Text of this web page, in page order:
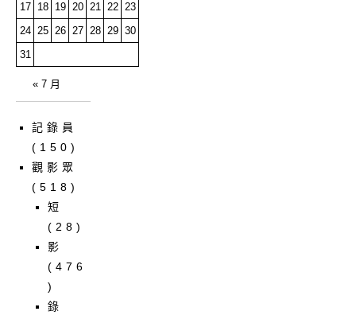
17
18 19 20 21 22 23
24 25 26 27 28 29 30
31
« 7 月
記錄員
(150)
觀影眾
(518)
短
(28)
影
(476
)
錄